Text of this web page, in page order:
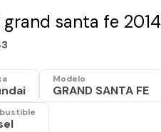
santa fe 2014
Modelo
GRAND SANTA FE